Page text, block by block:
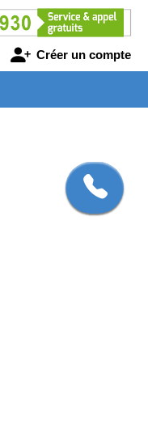
Créer un compte